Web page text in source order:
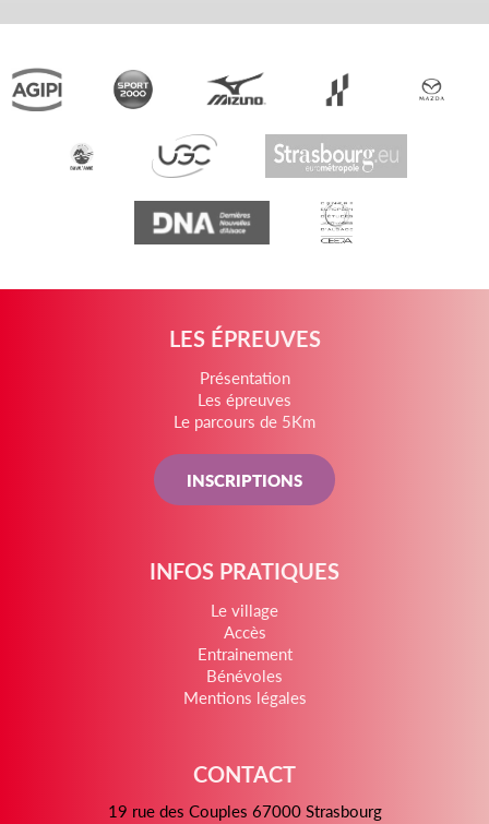
LES ÉPREUVES
Présentation
Les épreuves
Le parcours de 5Km
INSCRIPTIONS
INFOS PRATIQUES
Le village
Accès
Entrainement
Bénévoles
Mentions légales
CONTACT
19 rue des Couples 67000 Strasbourg